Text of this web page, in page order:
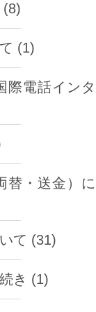
(8)
(1)
際電話イン
替・送金）
て (31)
き (1)